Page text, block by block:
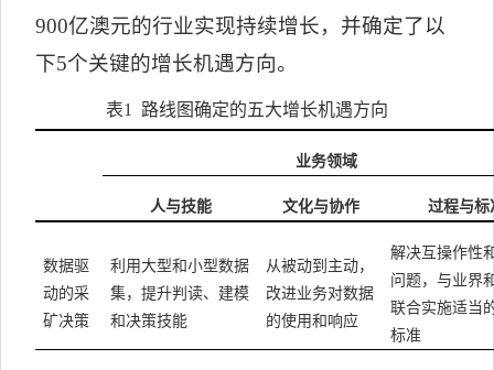
900亿澳元的行业实现持续增长，并确定了以
下5个关键的增长机遇方向。
表1 路线图确定的五大增长机遇方向
业务领域
人与技能 文化与协作 过程与标
数据驱
动的采
矿决策
利用大型和小型数据
集，提升判读、建模
和决策技能
从被动到主动，
改进业务对数据
的使用和响应
解决互操作性
问题，与业界
联合实施适当
标准